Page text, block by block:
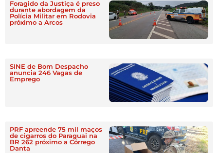
Foragido da Justiça é preso
durante abordagem da
Polícia Militar em Rodovia
próximo a Arcos
SINE de Bom Despacho
anuncia 246 Vagas de
Emprego
PRF apreende 75 mil maços
de cigarros do Paraguai na
BR 262 próximo a Córrego
Danta